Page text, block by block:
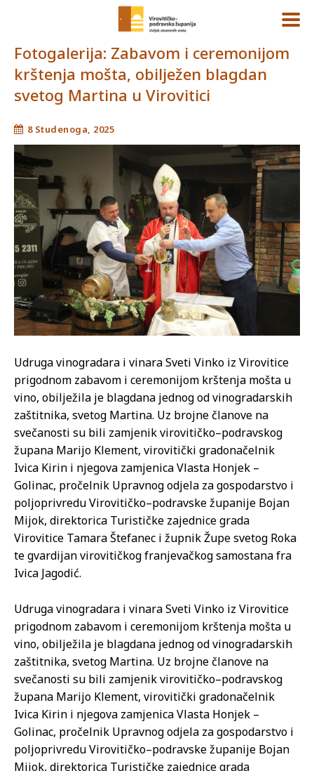
Fotogalerija: Zabavom i ceremonijom
krštenja mošta, obilježen blagdan
svetog Martina u Virovitici
8 Studenoga, 2025
Udruga vinogradara i vinara Sveti Vinko iz Virovitice
prigodnom zabavom i ceremonijom krštenja mošta u
vino, obilježila je blagdana jednog od vinogradarskih
zaštitnika, svetog Martina. Uz brojne članove na
svečanosti su bili zamjenik virovitičko–podravskog
župana Marijo Klement, virovitički gradonačelnik
Ivica Kirin i njegova zamjenica Vlasta Honjek –
Golinac, pročelnik Upravnog odjela za gospodarstvo i
poljoprivredu Virovitičko–podravske županije Bojan
Mijok, direktorica Turističke zajednice grada
Virovitice Tamara Štefanec i župnik Župe svetog Roka
te gvardijan virovitičkog franjevačkog samostana fra
Ivica Jagodić.
Udruga vinogradara i vinara Sveti Vinko iz Virovitice
prigodnom zabavom i ceremonijom krštenja mošta u
vino, obilježila je blagdana jednog od vinogradarskih
zaštitnika, svetog Martina. Uz brojne članove na
svečanosti su bili zamjenik virovitičko–podravskog
župana Marijo Klement, virovitički gradonačelnik
Ivica Kirin i njegova zamjenica Vlasta Honjek –
Golinac, pročelnik Upravnog odjela za gospodarstvo i
poljoprivredu Virovitičko–podravske županije Bojan
Mijok, direktorica Turističke zajednice grada